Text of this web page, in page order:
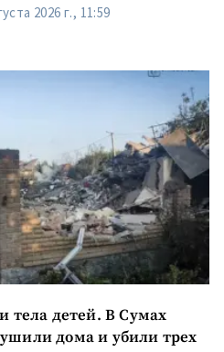
2026 г., 11:59
тела детей. В Сумах
дома и убили трех
на